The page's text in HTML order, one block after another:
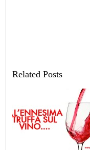
Related Posts